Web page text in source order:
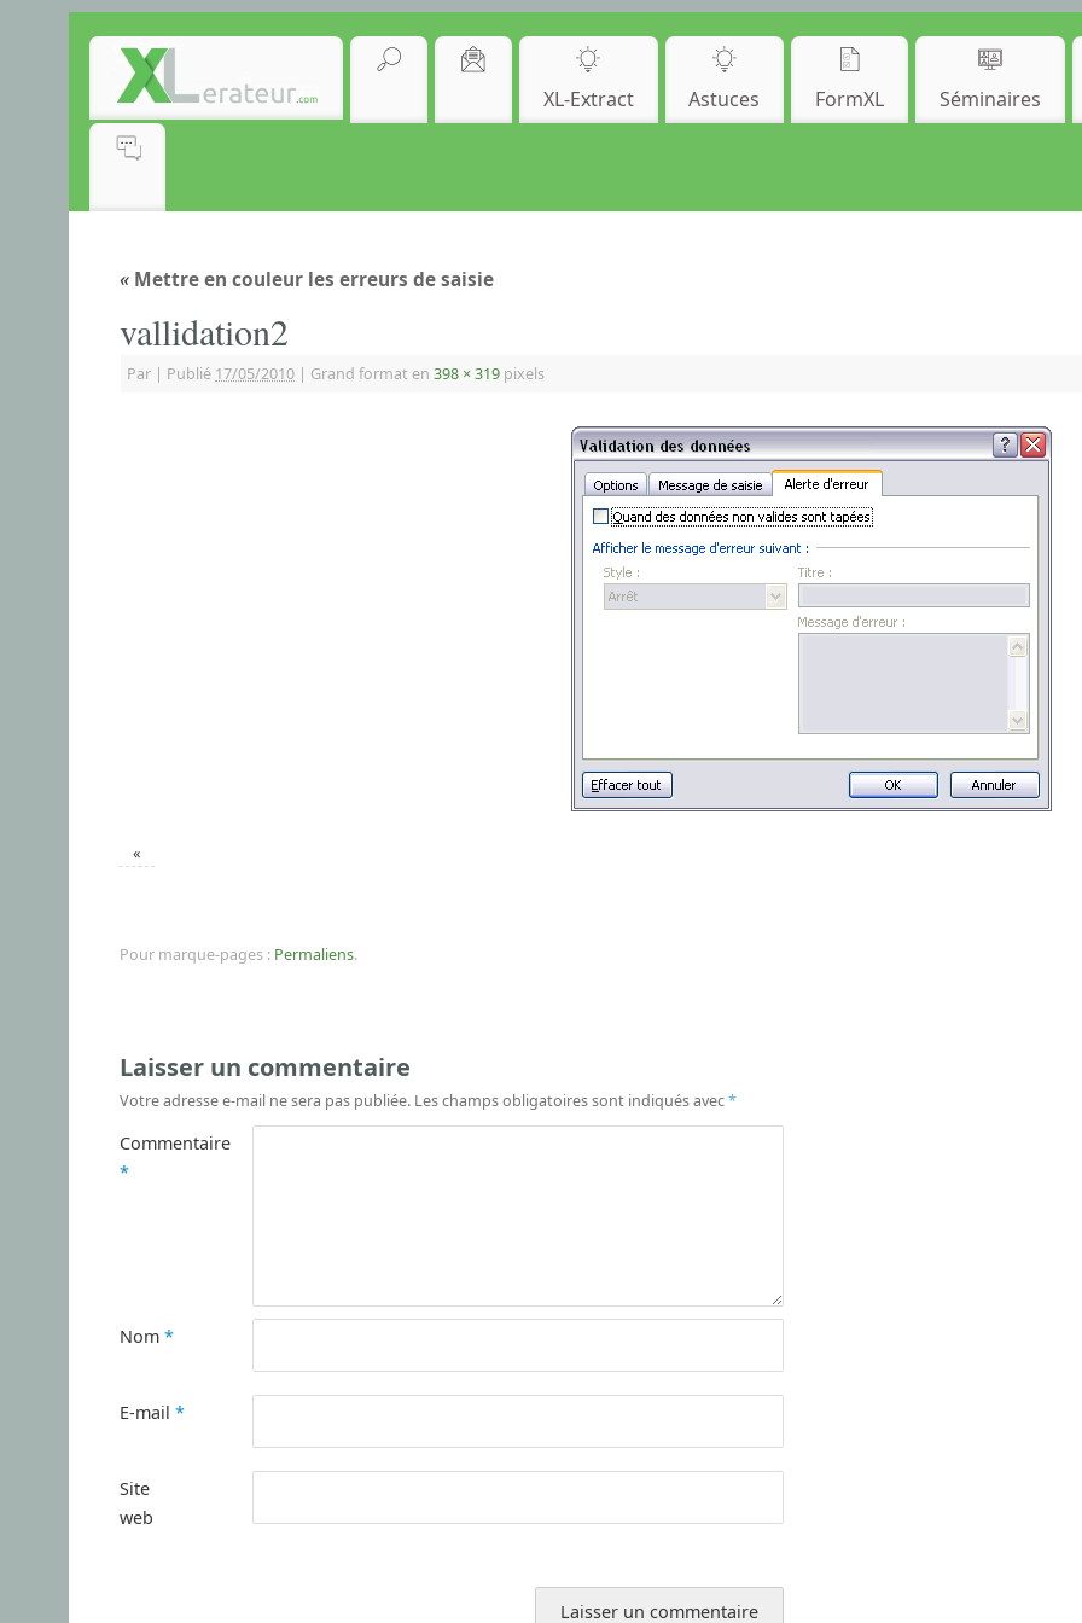
XL-Extract Astuces FormXL Séminaires
« Mettre en couleur les erreurs de saisie
vallidation2
Par | Publié 17/05/2010 | Grand format en 398 × 319 pixels
«
Pour marque-pages : Permaliens.
Laisser un commentaire
Votre adresse e-mail ne sera pas publiée. Les champs obligatoires sont indiqués avec*
Commentaire
*
Nom *
E-mail *
Site
web